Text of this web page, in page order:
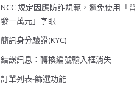
NCC 規定因應防詐規範，避免使用「普
發一萬元」字眼
簡訊身分驗證(KYC)
錯誤訊息：轉換編號輸入框消失
訂單列表-篩選功能